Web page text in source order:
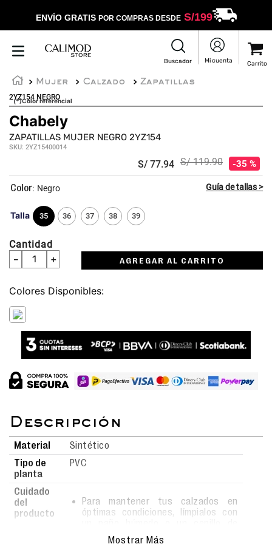
ENVÍO GRATIS POR COMPRAS DESDES/199
Mujer Calzado
Zapatillas
2YZ154 NEGRO
(*)Color referencial
Chabely
ZAPATILLAS MUJER NEGRO 2YZ154
SKU: 2YZ15400014
S/ 77.94 S/ 119.90 35 %
Talla 35 36 37 38 39
: Negro
Cantidad
＋
－ AGREGAR AL CARRITO
Colores
Material
Sintético
Tipo de
planta
PVC
Cuidado
del
producto
Para mantener tus calzados en
óptimas condiciones, límpialos con
cerdas suaves usando agua y jabón.
Mostrar Más